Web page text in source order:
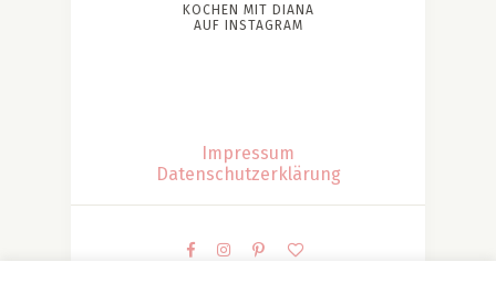
KOCHEN MIT DIANA
AUF INSTAGRAM
Impressum
Datenschutzerklärung